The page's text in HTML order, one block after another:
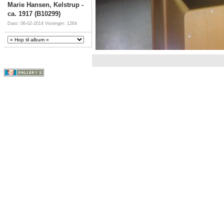
Marie Hansen, Kelstrup -
ca. 1917 (B10299)
Dato: 06-02-2014 Visninger: 1264